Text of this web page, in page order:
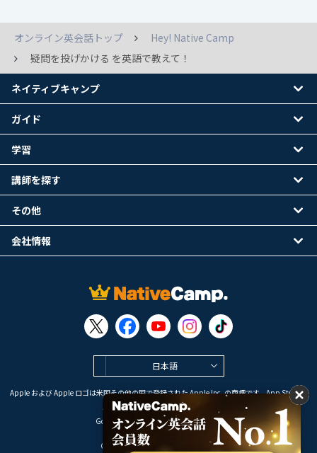
オンライン英会話トップ
Hey! Native Camp
疑問を投げかける を英語で教えて！
日本語
Apple および Apple ロゴは米国その他の国で登録された Apple Inc. の商標です。App Store は
Apple Inc. のサービスマークです。
Google Play は Google LLC の商標です。
Copyright © 2026 オンライン英会話
ネイティブキャンプ
ガイド
学習
講師を探す
その他
会社情報